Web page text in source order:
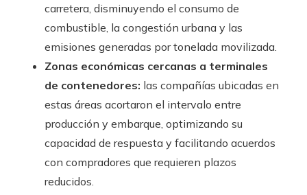
carretera, disminuyendo el consumo de
combustible, la congestión urbana y las
emisiones generadas por tonelada movilizada.
Zonas económicas cercanas a terminales
de contenedores: las compañías ubicadas en
estas áreas acortaron el intervalo entre
producción y embarque, optimizando su
capacidad de respuesta y facilitando acuerdos
con compradores que requieren plazos
reducidos.